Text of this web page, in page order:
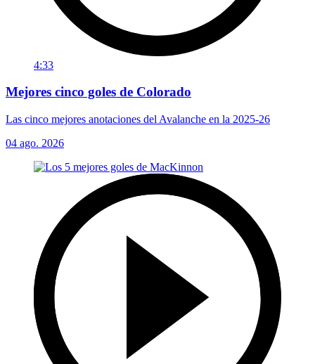
4:33
Mejores cinco goles de Colorado
Las cinco mejores anotaciones del Avalanche en la 2025-26
04 ago. 2026